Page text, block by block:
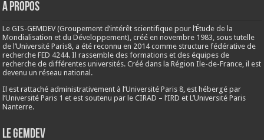
A propos
Le GIS-GEMDEV (Groupement d’intérêt scientifique pour l’Étude de la
Mondialisation et du Développement), créé ennovembre 1983 , sous tutelle
de l’Université Paris8, a été reconnu en 2014 comme structure fédérative de
recherche FED 4244. Il rassemble des formations et des équipes de
recherche de différentes universités. Créé dans la Région Ile-de-France, il est
devenu un réseau national.
Il est rattaché administrativement à l’Université Paris 8, est hébergé par
l’Université Paris 1 et est soutenu par le CIRAD – l’IRD et L’Université Paris
Nanterre.
Le Gemdev